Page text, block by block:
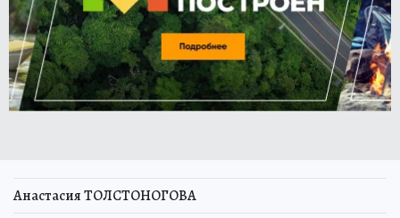
Анастасия ТОЛСТОНОГОВА